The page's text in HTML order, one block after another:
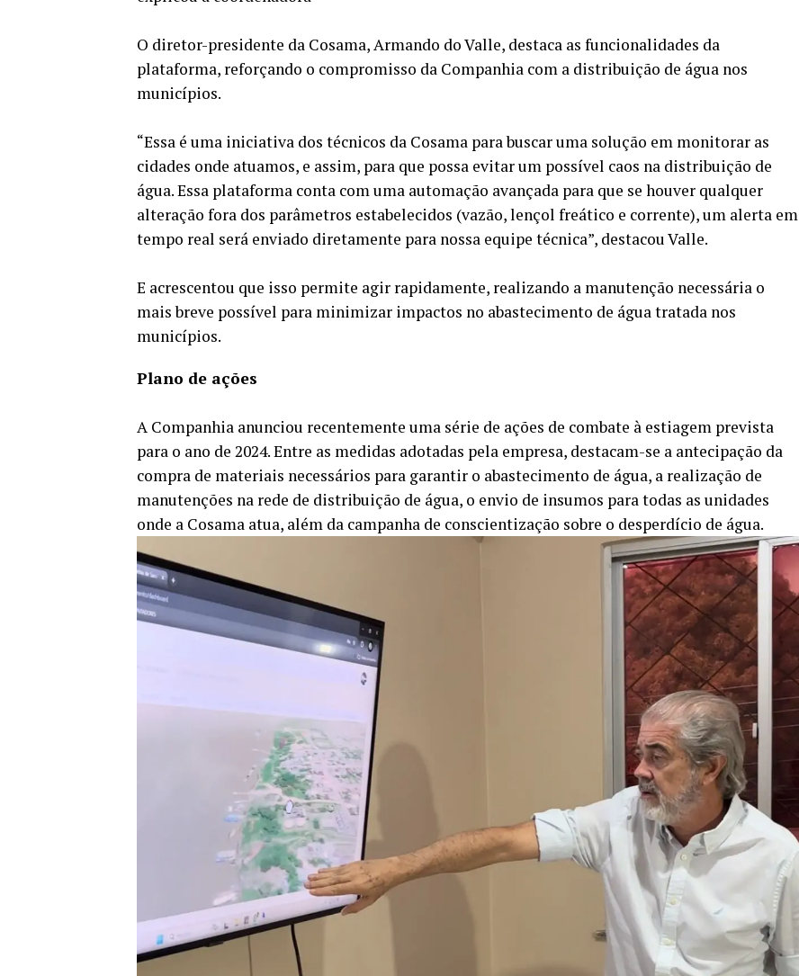
O diretor-presidente da Cosama, Armando do Valle, destaca as funcionalidades da
plataforma, reforçando o compromisso da Companhia com a distribuição de água nos
municípios.
“Essa é uma iniciativa dos técnicos da Cosama para buscar uma solução em monitorar as
cidades onde atuamos, e assim, para que possa evitar um possível caos na distribuição de
água. Essa plataforma conta com uma automação avançada para que se houver qualquer
alteração fora dos parâmetros estabelecidos (vazão, lençol freático e corrente), um alerta em
tempo real será enviado diretamente para nossa equipe técnica”, destacou Valle.
E acrescentou que isso permite agir rapidamente, realizando a manutenção necessária o
mais breve possível para minimizar impactos no abastecimento de água tratada nos
municípios.
Plano de ações
A Companhia anunciou recentemente uma série de ações de combate à estiagem prevista
para o ano de 2024. Entre as medidas adotadas pela empresa, destacam-se a antecipação da
compra de materiais necessários para garantir o abastecimento de água, a realização de
manutenções na rede de distribuição de água, o envio de insumos para todas as unidades
onde a Cosama atua, além da campanha de conscientização sobre o desperdício de água.